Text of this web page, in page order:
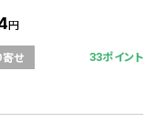
円
寄せ 33ポイント